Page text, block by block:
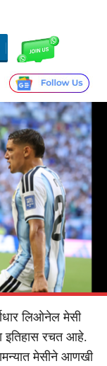
लिओनेल मेसी
इतिहास रचत आहे.
मेसीने आणखी